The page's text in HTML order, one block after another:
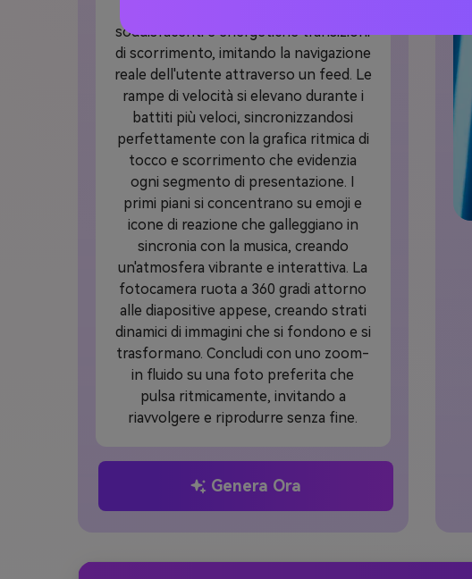
soddisfacenti e energetiche transizioni
di scorrimento, imitando la navigazione
reale dell'utente attraverso un feed. Le
rampe di velocità si elevano durante i
battiti più veloci, sincronizzandosi
perfettamente con la grafica ritmica di
tocco e scorrimento che evidenzia
ogni segmento di presentazione. I
primi piani si concentrano su emoji e
icone di reazione che galleggiano in
sincronia con la musica, creando
un'atmosfera vibrante e interattiva. La
fotocamera ruota a 360 gradi attorno
alle diapositive appese, creando strati
dinamici di immagini che si fondono e si
trasformano. Concludi con uno zoom-
in fluido su una foto preferita che
pulsa ritmicamente, invitando a
riavvolgere e riprodurre senza fine.
Genera Ora